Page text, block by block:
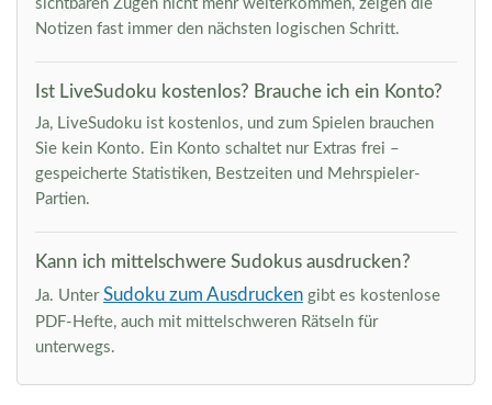
sichtbaren Zügen nicht mehr weiterkommen, zeigen die
Notizen fast immer den nächsten logischen Schritt.
Ist LiveSudoku kostenlos? Brauche ich ein Konto?
Ja, LiveSudoku ist kostenlos, und zum Spielen brauchen
Sie kein Konto. Ein Konto schaltet nur Extras frei –
gespeicherte Statistiken, Bestzeiten und Mehrspieler-
Partien.
Kann ich mittelschwere Sudokus ausdrucken?
Ja. Unter Sudoku zum Ausdrucken gibt es kostenlose
PDF-Hefte, auch mit mittelschweren Rätseln für
unterwegs.